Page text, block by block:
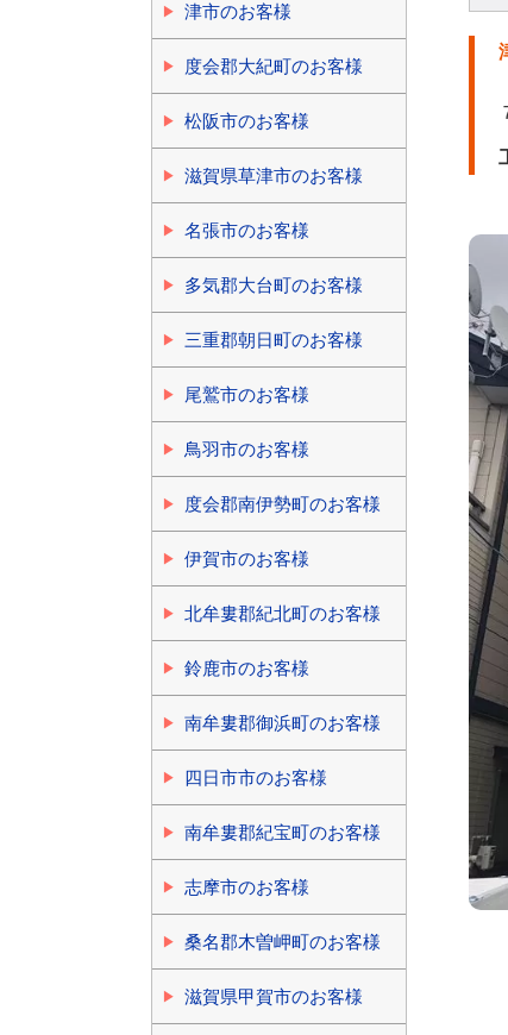
津市のお客様
度会郡大紀町のお客様
松阪市のお客様
滋賀県草津市のお客様
名張市のお客様
多気郡大台町のお客様
三重郡朝日町のお客様
尾鷲市のお客様
鳥羽市のお客様
度会郡南伊勢町のお客様
伊賀市のお客様
北牟婁郡紀北町のお客様
鈴鹿市のお客様
南牟婁郡御浜町のお客様
四日市市のお客様
南牟婁郡紀宝町のお客様
志摩市のお客様
桑名郡木曽岬町のお客様
滋賀県甲賀市のお客様